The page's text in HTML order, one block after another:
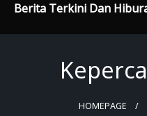
Berita Terkini Dan
HOMEPAGE